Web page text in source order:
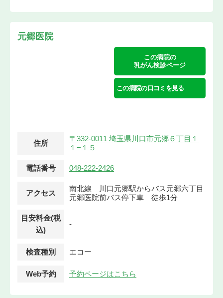
元郷医院
この病院の
乳がん検診ページ
この病院の口コミを見る
住所
〒332-0011 埼玉県川口市元郷６丁目１
１−１５
電話番号 048-222-2426
アクセス
南北線 川口元郷駅からバス元郷六丁目
元郷医院前バス停下車 徒歩1分
目安料金(税
込)
-
検査種別 エコー
Web予約 予約ページはこちら